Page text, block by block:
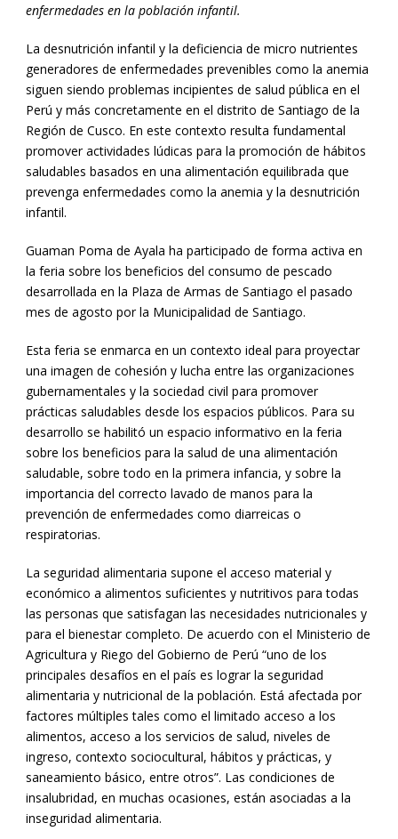
enfermedades en la población infantil.
La desnutrición infantil y la deficiencia de micro nutrientes
generadores de enfermedades prevenibles como la anemia
siguen siendo problemas incipientes de salud pública en el
Perú y más concretamente en el distrito de Santiago de la
Región de Cusco. En este contexto resulta fundamental
promover actividades lúdicas para la promoción de hábitos
saludables basados en una alimentación equilibrada que
prevenga enfermedades como la anemia y la desnutrición
infantil.
Guaman Poma de Ayala ha participado de forma activa en
la feria sobre los beneficios del consumo de pescado
desarrollada en la Plaza de Armas de Santiago el pasado
mes de agosto por la Municipalidad de Santiago.
Esta feria se enmarca en un contexto ideal para proyectar
una imagen de cohesión y lucha entre las organizaciones
gubernamentales y la sociedad civil para promover
prácticas saludables desde los espacios públicos. Para su
desarrollo se habilitó un espacio informativo en la feria
sobre los beneficios para la salud de una alimentación
saludable, sobre todo en la primera infancia, y sobre la
importancia del correcto lavado de manos para la
prevención de enfermedades como diarreicas o
respiratorias.
La seguridad alimentaria supone el acceso material y
económico a alimentos suficientes y nutritivos para todas
las personas que satisfagan las necesidades nutricionales y
para el bienestar completo. De acuerdo con el Ministerio de
Agricultura y Riego del Gobierno de Perú “uno de los
principales desafíos en el país es lograr la seguridad
alimentaria y nutricional de la población. Está afectada por
factores múltiples tales como el limitado acceso a los
alimentos, acceso a los servicios de salud, niveles de
ingreso, contexto sociocultural, hábitos y prácticas, y
saneamiento básico, entre otros”. Las condiciones de
insalubridad, en muchas ocasiones, están asociadas a la
inseguridad alimentaria.